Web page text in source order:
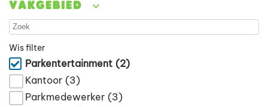
Vakgebied
Wis filter
Parkentertainment (2)
Kantoor (3)
Parkmedewerker (3)